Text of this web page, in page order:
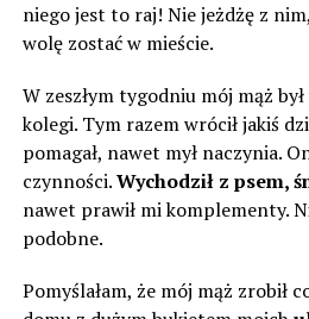
niego jest to raj! Nie jeżdżę z
wolę zostać w mieście.
W zeszłym tygodniu mój mąż
kolegi. Tym razem wrócił jakiś
pomagał, nawet mył naczynia.
czynności.Wychodził z psem,
nawet prawił mi komplementy.
podobne.
Pomyślałam, że mój mąż zrobił